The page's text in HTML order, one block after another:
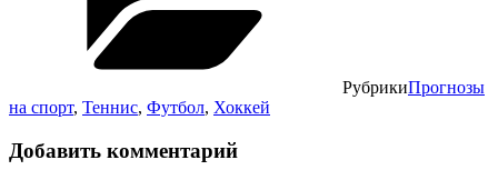
РубрикиПрогнозы
на спорт, Теннис, Футбол, Хоккей
Добавить комментарий